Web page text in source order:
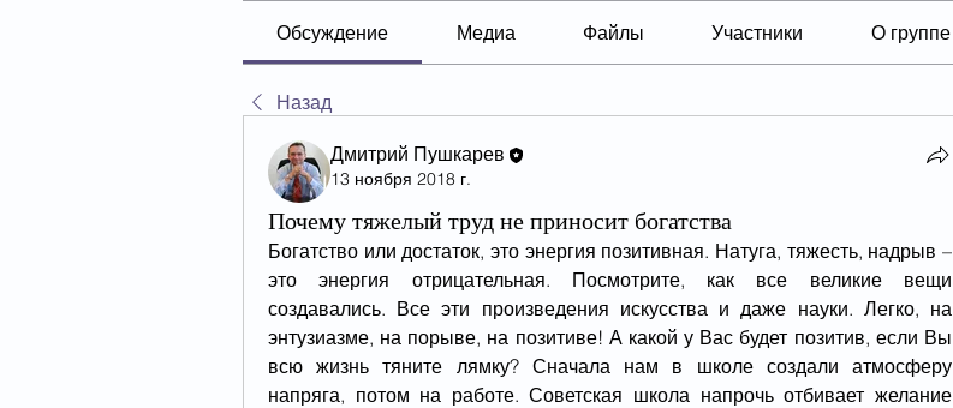
Обсуждение Медиа Файлы Участники О группе
Назад
Дмитрий Пушкарев
13 ноября 2018 г.
Почему тяжелый труд не приносит богатства
Богатство или достаток, это энергия позитивная. Натуга, тяжесть, надрыв –
это энергия отрицательная. Посмотрите, как все великие вещи
создавались. Все эти произведения искусства и даже науки. Легко, на
энтузиазме, на порыве, на позитиве! А какой у Вас будет позитив, если Вы
всю жизнь тяните лямку? Сначала нам в школе создали атмосферу
напряга, потом на работе. Советская школа напрочь отбивает желание